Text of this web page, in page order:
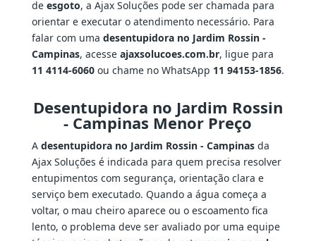
de esgoto, a Ajax Soluções pode ser chamada para
orientar e executar o atendimento necessário. Para
falar com uma desentupidora no Jardim Rossin -
Campinas, acesse ajaxsolucoes.com.br, ligue para
11 4114-6060ou chame no WhatsApp 11 94153-1856.
Desentupidora no Jardim Rossin
- Campinas Menor Preço
A desentupidora no Jardim Rossin - Campinasda
Ajax Soluções é indicada para quem precisa resolver
entupimentos com segurança, orientação clara e
serviço bem executado. Quando a água começa a
voltar, o mau cheiro aparece ou o escoamento fica
lento, o problema deve ser avaliado por uma equipe